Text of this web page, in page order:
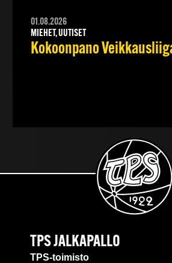
01.08.2026
MIEHET, UUTISET
Kokoonpano
TPS JALKAPALLO
TPS-toimisto